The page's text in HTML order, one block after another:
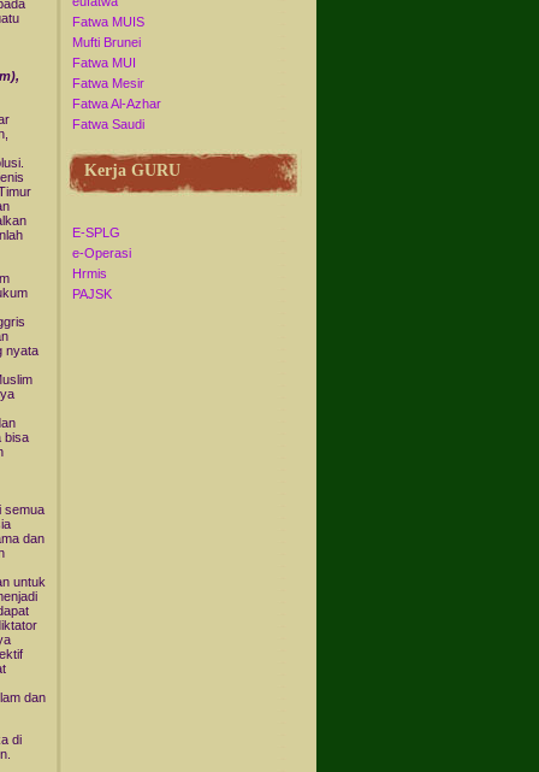
nyata
bisa
semua
dan
untuk
dan
di
Fatwa MUIS
Mufti Brunei
Fatwa MUI
Fatwa Mesir
Fatwa Al-Azhar
Fatwa Saudi
Kerja GURU
E-SPLG
e-Operasi
Hrmis
PAJSK